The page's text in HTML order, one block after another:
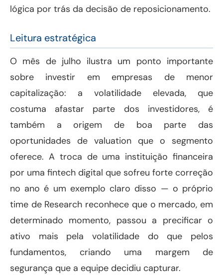
lógica por trás da decisão de reposicionamento.
Leitura estratégica
O mês de julho ilustra um ponto importante
sobre investir em empresas de menor
capitalização: a volatilidade elevada, que
costuma afastar parte dos investidores, é
também a origem de boa parte das
oportunidades de valuation que o segmento
oferece. A troca de uma instituição financeira
por uma fintech digital que sofreu forte correção
no ano é um exemplo claro disso — o próprio
time de Research reconhece que o mercado, em
determinado momento, passou a precificar o
ativo mais pela volatilidade do que pelos
fundamentos, criando uma margem de
segurança que a equipe decidiu capturar.